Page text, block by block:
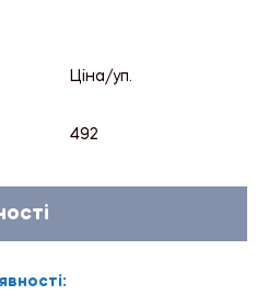
Ціна/уп.
492